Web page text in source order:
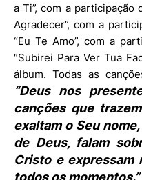
a Ti”, com a participação
Agradecer”, com a
“⁠Eu Te Amo”, com a
“Subirei Para Ver Tua
álbum. Todas as
“Deus nos
canções que
exaltam o Seu
de Deus, falam
Cristo e expressam
todos os momentos.”